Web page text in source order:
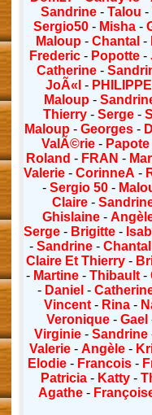
Sandrine- Talou -
Sergio50- Misha-
Maloup- Chantal -
Frederic - Popotte -
Catherine -
JoÃ«l - PHILIPPE
Maloup-
Thierry- Serge -
Maloup -Georges -
ValÃ©rie- Papote
Roland - FRAN -
Valerie- CorinneA -
- Sergio 50-
Claire -
Ghislaine -
Serge - Brigitte-
- Sandrine- Chantal
Claire Et Thierry -
- Martine- Thibault-
- Daniel -
Vincent- Rina-
Veronique- Gael
Virginie -Sandrine
Valerie -Angèle -
Elodie- Francois-
Patricia- Katty-
Agathe-